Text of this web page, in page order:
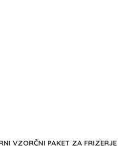
VZORČNI PAKET ZA FRIZERJE